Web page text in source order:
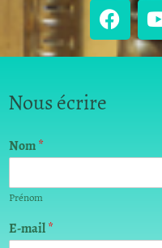
Nous écrire
Nom*
Prénom
E-mail*